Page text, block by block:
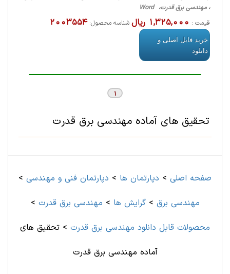
، مهندسی برق قدرت، Word
قیمت : 1,325,000 ریال شناسه محصول:2003554
خرید فایل اصلی و
دانلود
1
تحقیق های آماده مهندسی برق قدرت
صفحه اصلی > دپارتمان ها > دپارتمان فنی و مهندسی >
مهندسی برق >گرایش ها > مهندسی برق قدرت >
محصولات قابل دانلود مهندسی برق قدرت > تحقیق های
آماده مهندسی برق قدرت